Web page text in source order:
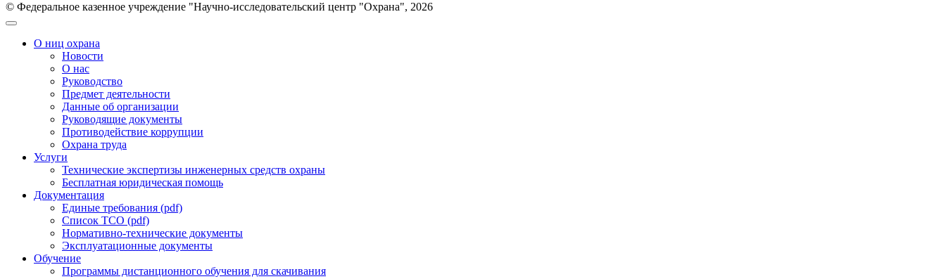
© Федеральное казенное учреждение "Научно-исследовательский центр "Охрана", 2026
О ниц охрана
Новости
О нас
Руководство
Предмет деятельности
Данные об организации
Руководящие документы
Противодействие коррупции
Охрана труда
Услуги
Технические экспертизы инженерных средств охраны
Бесплатная юридическая помощь
Документация
Единые требования (pdf)
Список ТСО (pdf)
Нормативно-технические документы
Эксплуатационные документы
Обучение
Программы дистанционного обучения для скачивания